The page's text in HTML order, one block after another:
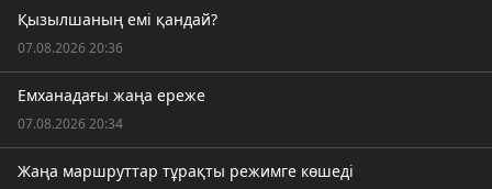
Қызылшаның емі қандай?
07.08.2026 20:36
Емханадағы жаңа ереже
07.08.2026 20:34
Жаңа маршруттар тұрақты режимге көшеді